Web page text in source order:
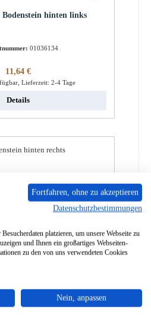
hinten links
01036134
Regulärer Preis:
11,64 €
Lieferzeit: 2-4 Tage
Details
Fortfahren, ohne zu akzeptieren
Datenschutzbestimmungen
platzieren, um unsere Webseite zu
und Ihnen ein großartiges Webseiten-
zu den von uns verwendeten Cookies
Nein, anpassen